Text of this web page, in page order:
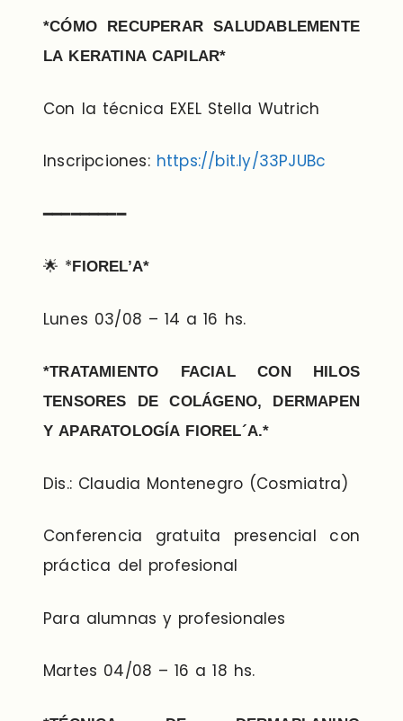
*CÓMO RECUPERAR SALUDABLEMENTE
LA KERATINA CAPILAR*
Con la técnica EXEL Stella Wutrich
Inscripciones: https://bit.ly/33PJUBc
━━━━━━━━━
🌟 *FIOREL’A*
Lunes 03/08 – 14 a 16 hs.
*TRATAMIENTO FACIAL CON HILOS
TENSORES DE COLÁGENO, DERMAPEN
Y APARATOLOGÍA FIOREL´A.*
Dis.: Claudia Montenegro (Cosmiatra)
Conferencia gratuita presencial con
práctica del profesional
Para alumnas y profesionales
Martes 04/08 – 16 a 18 hs.